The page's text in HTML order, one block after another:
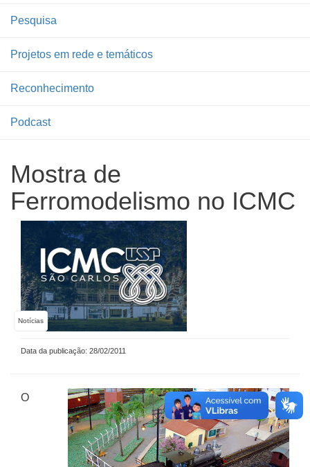
Pesquisa
Projetos em rede e temáticos
Reconhecimento
Podcast
Mostra de
Ferromodelismo no ICMC
Notícias
Data da publicação: 28/02/2011
O